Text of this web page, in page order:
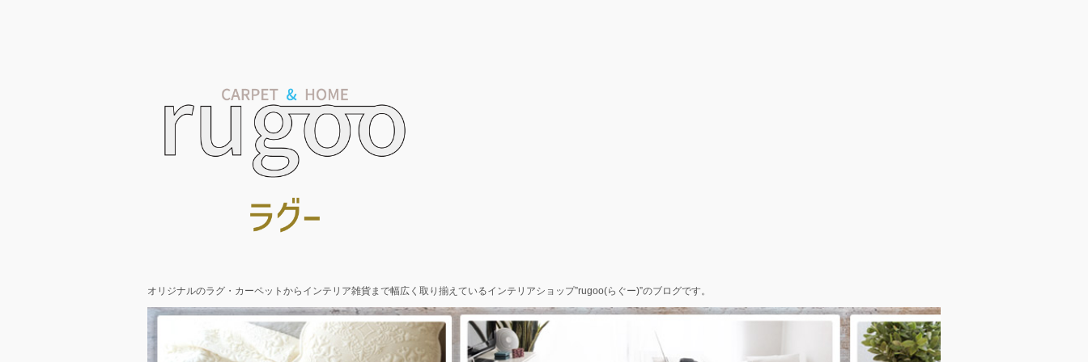
オリジナルのラグ・カーペットからインテリア雑貨まで幅広く取り揃えているインテリアショップ”rugoo(らぐー)”のブログです。